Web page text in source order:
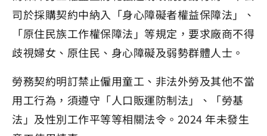
司於採購契約中納入「身心障礙者權益保障法」、
「原住民族工作權保障法」等規定，要求廠商不得
歧視婦女、原住民、身心障礙及弱勢群體人士。
勞務契約明訂禁止僱用童工、非法外勞及其他不當
用工行為，須遵守「人口販運防制法」、「勞基
法」及性別工作平等等相關法令。2024 年未發生